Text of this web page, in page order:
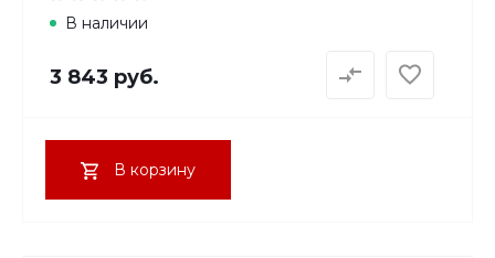
В наличии
3 843 руб.
В корзину